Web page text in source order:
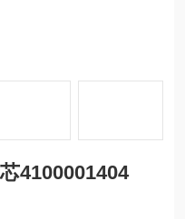
4100001404